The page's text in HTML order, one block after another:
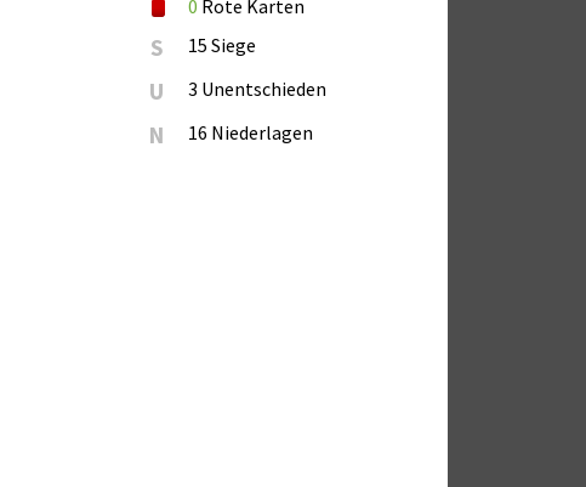
0 Rote Karten
S 15 Siege
U 3 Unentschieden
N 16 Niederlagen